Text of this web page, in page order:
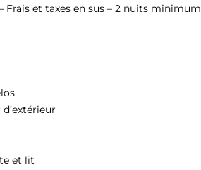
Frais et taxes en sus – 2 nuits minimum
et lit